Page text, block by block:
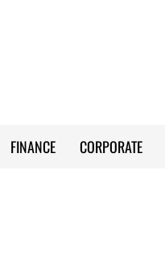
FINANCE CORPORATE